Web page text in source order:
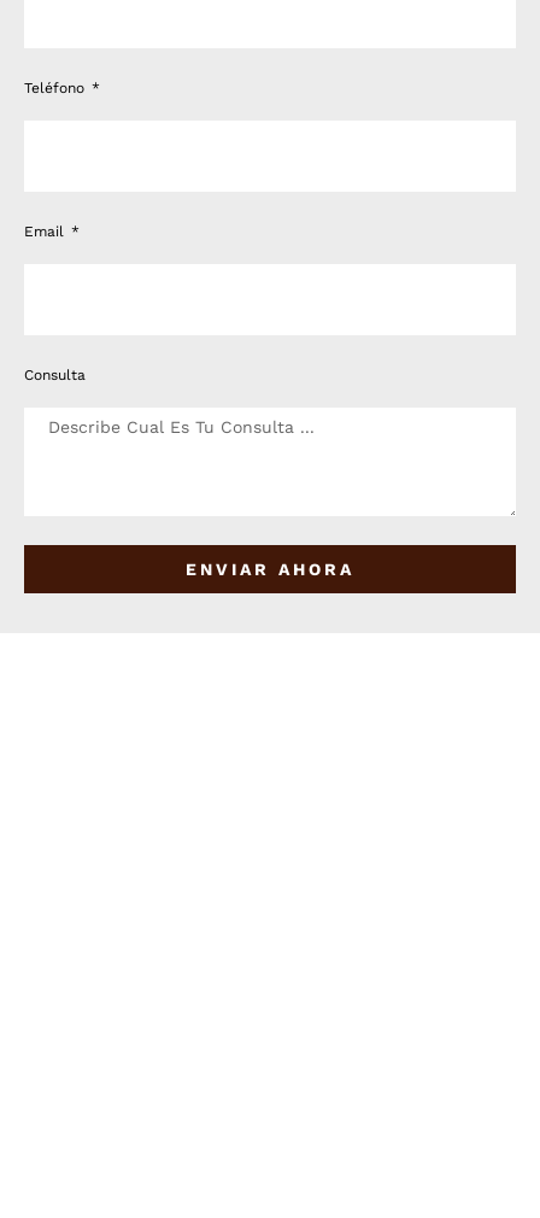
Teléfono
Email
Consulta
ENVIAR AHORA